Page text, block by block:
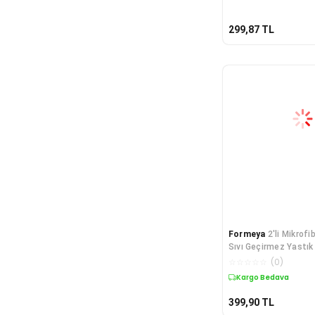
299,87 TL
Formeya 2'li
Sıvı Geçirmez
Sıvı Geçirmez
50x70cm
(0)
Kargo Bedava
399,90 TL